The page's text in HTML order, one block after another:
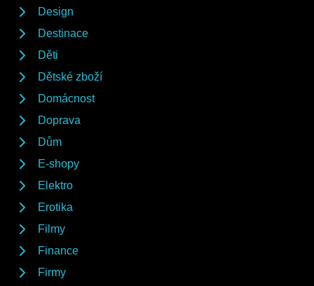
Design
Destinace
Děti
Dětské zboží
Domácnost
Doprava
Dům
E-shopy
Elektro
Erotika
Filmy
Finance
Firmy